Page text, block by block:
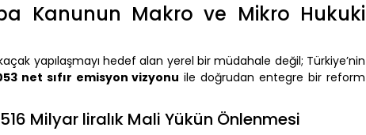
Kanunun Makro ve Mikro Hukuki
yapılaşmayı hedef alan yerel bir müdahale değil; Türkiye’nin
net sıfır emisyon vizyonu ile doğrudan entegre bir reform
Milyar liralık Mali Yükün Önlenmesi